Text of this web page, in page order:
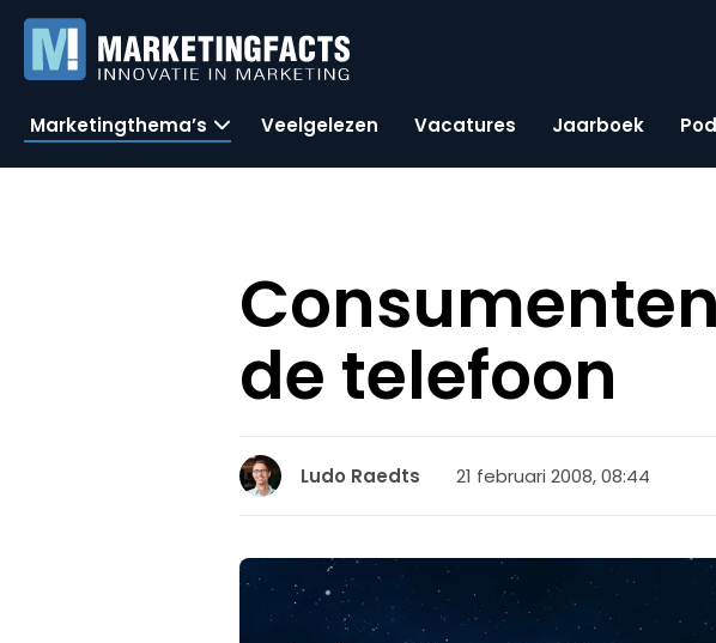
Marketingthema’s Veelgelezen Vacatures Jaarboek
de telefoon
Ludo Raedts 21 februari 2008, 08:44